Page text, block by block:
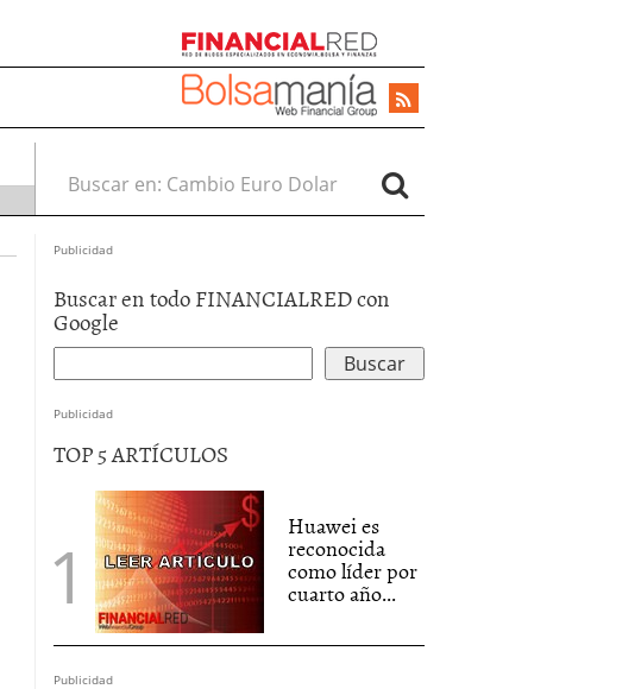
Buscar en:
Publicidad
Buscar en todo FINANCIALRED con
Google
Publicidad
TOP 5 ARTÍCULOS
Huawei es
reconocida
como líder por
cuarto año...
Publicidad